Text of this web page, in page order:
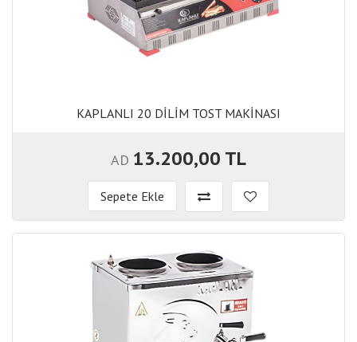
KAPLANLI 20 DİLİM TOST MAKİNASI
AD 13.200,00 TL
Sepete Ekle